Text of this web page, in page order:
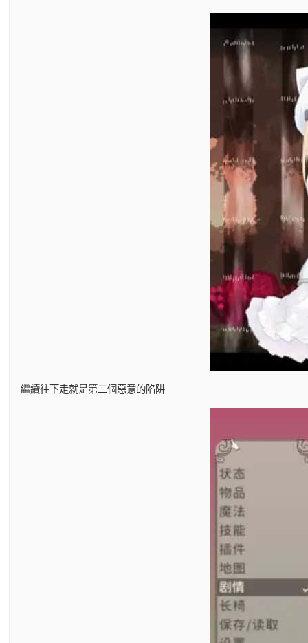
繼續往下走就是第二個惡意的陷阱